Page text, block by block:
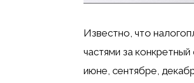
Известно, что
частями за
июне, сентябре,